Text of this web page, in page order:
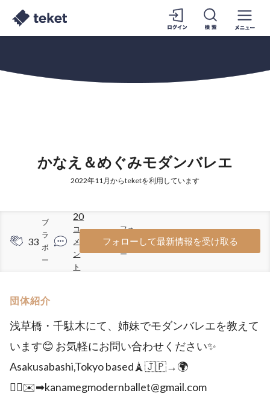
かなえ＆めぐみモダンバレエ
2022年11月からteketを利用しています
33
ブ
ラ
ボ
ー
20
コ
メ
ン
ト
78
フォ
ロワ
ー
フォローして最新情報を受け取る
団体紹介
浅草橋・千駄木にて、姉妹でモダンバレエを教えて
います😊 お気軽にお問い合わせください✨
Asakusabashi,Tokyo based🗼🇯🇵→🌍
💁‍♀️✉️➡︎kanamegmodernballet@gmail.com